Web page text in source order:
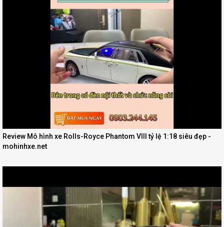
Review Mô hình xe Rolls-Royce Phantom VIII tỷ lệ 1:18 siêu đẹp -
mohinhxe.net